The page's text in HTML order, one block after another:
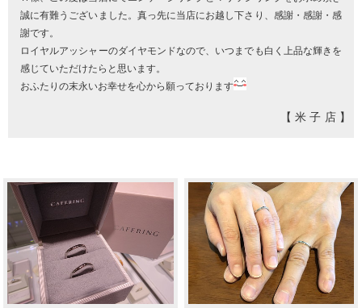
誠に有難うございました。真っ先に当店にお越し下さり、感謝・感謝・感
謝です。
ロイヤルアッシャーのダイヤモンドなので、いつまでも白く上品な輝きを
感じていただけたらと思います。
おふたりの末永いお幸せを心から願っております
【米子店】